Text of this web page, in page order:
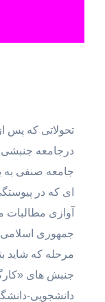
درجامعه جنبشی
جامعه صنفی به
ای که در
آوازی
جمهوری اسلامی
مرحله که شاید
جنبش های
دانشجویی-